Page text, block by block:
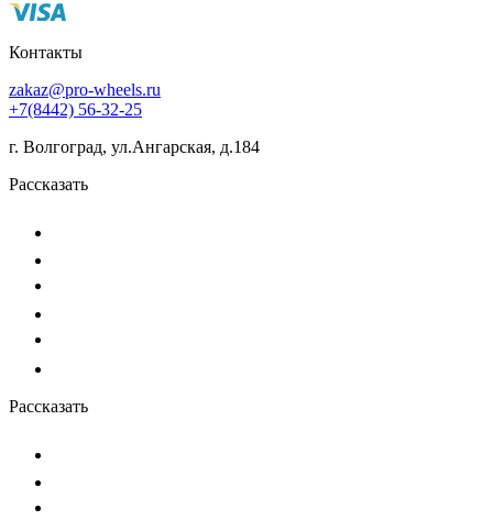
Контакты
zakaz@pro-wheels.ru
+7(8442) 56-32-25
г. Волгоград, ул.Ангарская, д.184
Рассказать
Рассказать